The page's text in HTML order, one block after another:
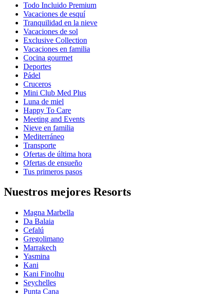
Todo Incluido Premium
Vacaciones de esquí
Tranquilidad en la nieve
Vacaciones de sol
Exclusive Collection
Vacaciones en familia
Cocina gourmet
Deportes
Pádel
Cruceros
Mini Club Med Plus
Luna de miel
Happy To Care
Meeting and Events
Nieve en familia
Mediterráneo
Transporte
Ofertas de última hora
Ofertas de ensueño
Tus primeros pasos
Nuestros mejores Resorts
Magna Marbella
Da Balaia
Cefalú
Gregolimano
Marrakech
Yasmina
Kani
Kani Finolhu
Seychelles
Punta Cana